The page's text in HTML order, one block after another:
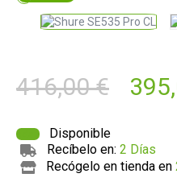
416,00 €
Disponible
Recíbelo en:2 Días
Recógelo en tienda en